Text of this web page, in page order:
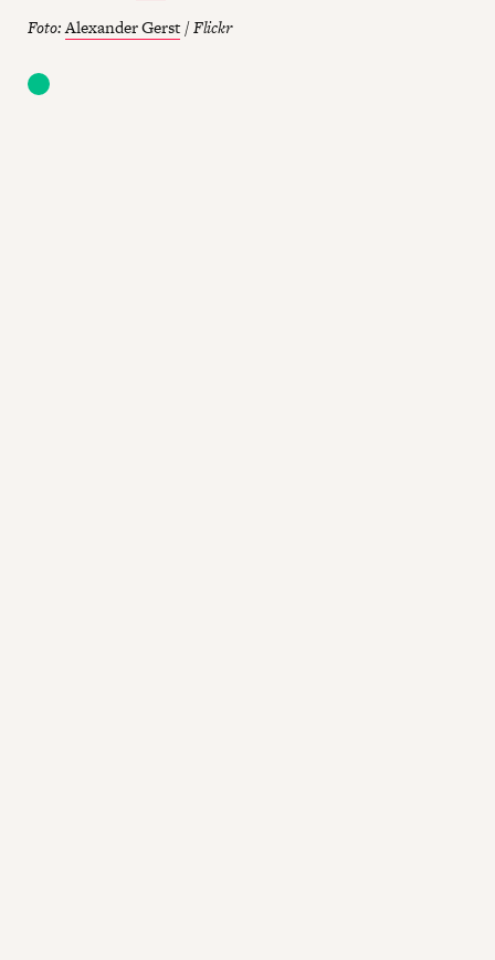
Foto: Alexander Gerst / Flickr